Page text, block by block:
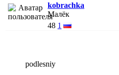
kobrachka
Малёк
48 1
podlesniy